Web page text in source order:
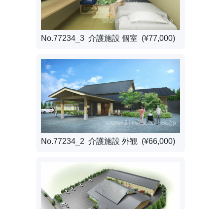
No.77234_3 介護施設 個室 (¥77,000)
No.77234_2 介護施設 外観 (¥66,000)